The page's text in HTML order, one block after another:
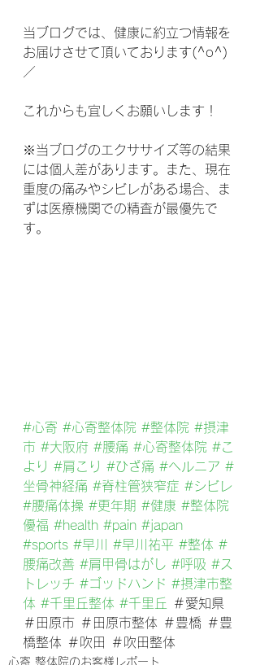
当ブログでは、健康に約立つ情報を
お届けさせて頂いております(^o^)
／
これからも宜しくお願いします！
※当ブログのエクササイズ等の結果
には個人差があります。また、現在
重度の痛みやシビレがある場合、ま
ずは医療機関での精査が最優先で
す。
#心寄 #心寄整体院 #整体院 #摂津
市 #大阪府 #腰痛 #心寄整体院 #こ
より #肩こり #ひざ痛 #ヘルニア #
坐骨神経痛 #脊柱管狭窄症 #シビレ
#腰痛体操 #更年期 #健康 #整体院
優福 #health #pain #japan
#sports #早川 #早川祐平 #整体 #
腰痛改善 #肩甲骨はがし #呼吸 #ス
トレッチ #ゴッドハンド #摂津市整
体 #千里丘整体 #千里丘 ＃愛知県
＃田原市 ＃田原市整体 ＃豊橋 ＃豊
橋整体 ＃吹田 ＃吹田整体
心寄 整体院のお客様レポート